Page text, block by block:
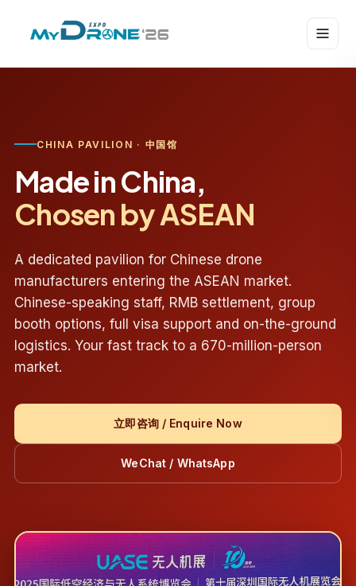
CHINA PAVILION · 中国馆
Made in China,
Chosen by ASEAN
A dedicated pavilion for Chinese drone
manufacturers entering the ASEAN market.
Chinese-speaking staff, RMB settlement, group
booth options, full visa support and on-the-ground
logistics. Your fast track to a 670-million-person
market.
立即咨询 / Enquire Now
WeChat / WhatsApp